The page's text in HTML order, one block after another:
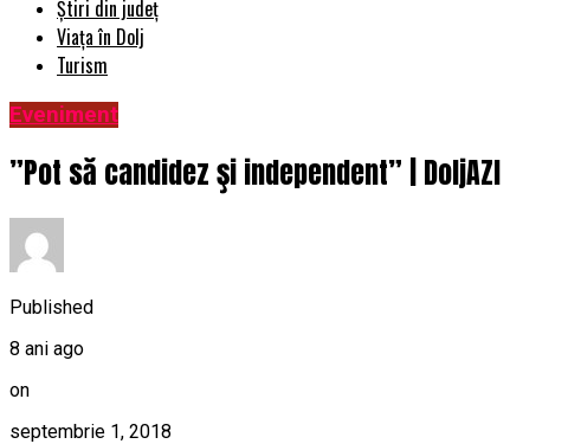
Știri din județ
Viața în Dolj
Turism
Eveniment
”Pot să candidez şi independent” | DoljAZI
Published
8 ani ago
on
septembrie 1, 2018